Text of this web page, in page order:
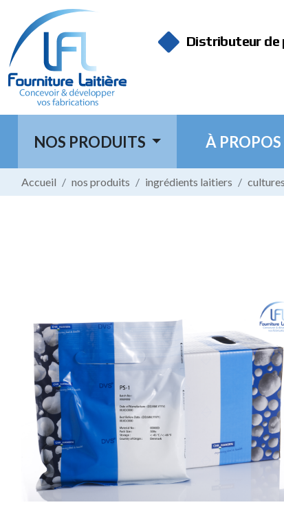
Distributeur de
NOS PRODUITS À
Accueil nos produits ingrédients laitiers
Panneau de gestion des cookies